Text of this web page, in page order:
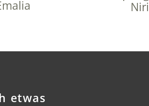
etwas